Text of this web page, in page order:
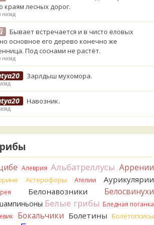
краям лесных дорог.
назад
Бывает встречается и в чисто еловых
основное его дерево конечно же
Под соснами не растёт.
назад
Зарлдыш мухомора.
Навозник.
Скорее всего он.
Что-то из рядовок. Цвета на фото вряд
Рядовка мыльная, судя по пластинкам.
сделали, что не взяли.
Подгруздок чёрный, или близкие виды
Алеврия Альбатреллусы Аррении
Астерофоры Ателии Аурикулярии
Белонавозники Белосвинухи
Белые грибы Бледная поганка
Бокальчики Болетины Болетопсисы